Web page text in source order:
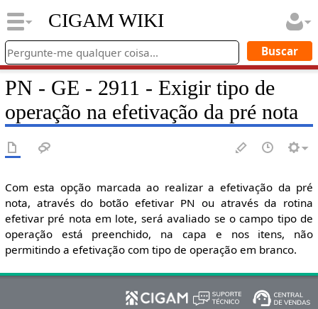
CIGAM WIKI
PN - GE - 2911 - Exigir tipo de
operação na efetivação da pré nota
Com esta opção marcada ao realizar a efetivação da pré
nota, através do botão efetivar PN ou através da rotina
efetivar pré nota em lote, será avaliado se o campo tipo de
operação está preenchido, na capa e nos itens, não
permitindo a efetivação com tipo de operação em branco.